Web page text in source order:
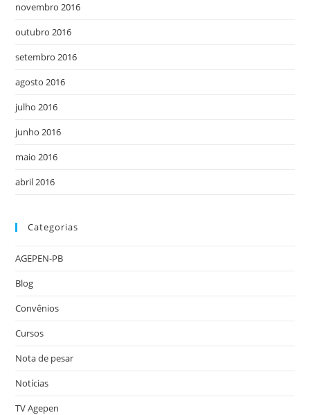
novembro 2016
outubro 2016
setembro 2016
agosto 2016
julho 2016
junho 2016
maio 2016
abril 2016
Categorias
AGEPEN-PB
Blog
Convênios
Cursos
Nota de pesar
Notícias
TV Agepen